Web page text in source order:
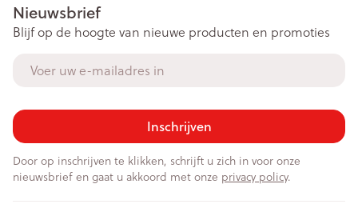
Nieuwsbrief
Blijf op de hoogte van nieuwe producten en promoties
Inschrijven
Door op inschrijven te klikken, schrijft u zich in voor onze
nieuwsbrief en gaat u akkoord met onze privacy policy.